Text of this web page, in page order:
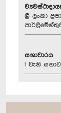
ශ්‍රී ලංකා
සභාවාරය
1 වැනි